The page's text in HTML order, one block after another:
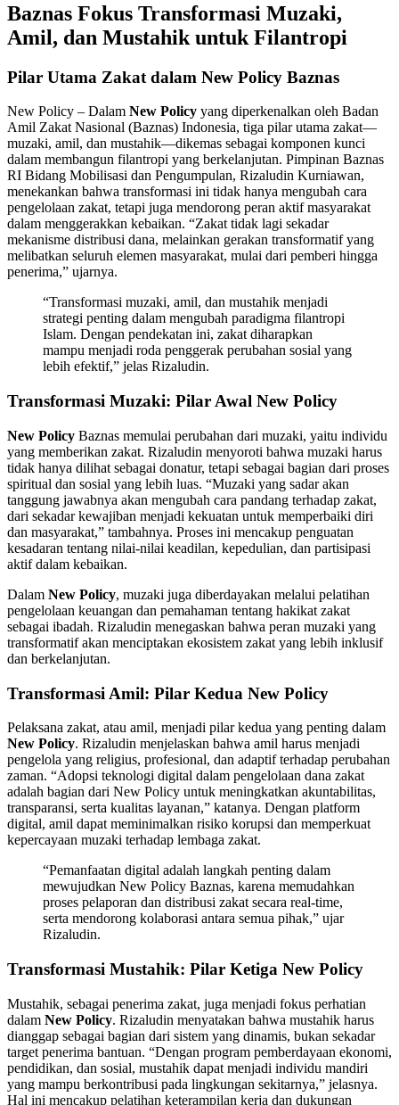
Baznas Fokus Transformasi Muzaki,
Amil, dan Mustahik untuk Filantropi
Pilar Utama Zakat dalam New Policy Baznas
New Policy – Dalam New Policy yang diperkenalkan oleh Badan
Amil Zakat Nasional (Baznas) Indonesia, tiga pilar utama zakat—
muzaki, amil, dan mustahik—dikemas sebagai komponen kunci
dalam membangun filantropi yang berkelanjutan. Pimpinan Baznas
RI Bidang Mobilisasi dan Pengumpulan, Rizaludin Kurniawan,
menekankan bahwa transformasi ini tidak hanya mengubah cara
pengelolaan zakat, tetapi juga mendorong peran aktif masyarakat
dalam menggerakkan kebaikan. “Zakat tidak lagi sekadar
mekanisme distribusi dana, melainkan gerakan transformatif yang
melibatkan seluruh elemen masyarakat, mulai dari pemberi hingga
penerima,” ujarnya.
“Transformasi muzaki, amil, dan mustahik menjadi
strategi penting dalam mengubah paradigma filantropi
Islam. Dengan pendekatan ini, zakat diharapkan
mampu menjadi roda penggerak perubahan sosial yang
lebih efektif,” jelas Rizaludin.
Transformasi Muzaki: Pilar Awal New Policy
New Policy Baznas memulai perubahan dari muzaki, yaitu individu
yang memberikan zakat. Rizaludin menyoroti bahwa muzaki harus
tidak hanya dilihat sebagai donatur, tetapi sebagai bagian dari proses
spiritual dan sosial yang lebih luas. “Muzaki yang sadar akan
tanggung jawabnya akan mengubah cara pandang terhadap zakat,
dari sekadar kewajiban menjadi kekuatan untuk memperbaiki diri
dan masyarakat,” tambahnya. Proses ini mencakup penguatan
kesadaran tentang nilai-nilai keadilan, kepedulian, dan partisipasi
aktif dalam kebaikan.
Dalam New Policy, muzaki juga diberdayakan melalui pelatihan
pengelolaan keuangan dan pemahaman tentang hakikat zakat
sebagai ibadah. Rizaludin menegaskan bahwa peran muzaki yang
transformatif akan menciptakan ekosistem zakat yang lebih inklusif
dan berkelanjutan.
Transformasi Amil: Pilar Kedua New Policy
Pelaksana zakat, atau amil, menjadi pilar kedua yang penting dalam
New Policy. Rizaludin menjelaskan bahwa amil harus menjadi
pengelola yang religius, profesional, dan adaptif terhadap perubahan
zaman. “Adopsi teknologi digital dalam pengelolaan dana zakat
adalah bagian dari New Policy untuk meningkatkan akuntabilitas,
transparansi, serta kualitas layanan,” katanya. Dengan platform
digital, amil dapat meminimalkan risiko korupsi dan memperkuat
kepercayaan muzaki terhadap lembaga zakat.
“Pemanfaatan digital adalah langkah penting dalam
mewujudkan New Policy Baznas, karena memudahkan
proses pelaporan dan distribusi zakat secara real-time,
serta mendorong kolaborasi antara semua pihak,” ujar
Rizaludin.
Transformasi Mustahik: Pilar Ketiga New Policy
Mustahik, sebagai penerima zakat, juga menjadi fokus perhatian
dalam New Policy. Rizaludin menyatakan bahwa mustahik harus
dianggap sebagai bagian dari sistem yang dinamis, bukan sekadar
target penerima bantuan. “Dengan program pemberdayaan ekonomi,
pendidikan, dan sosial, mustahik dapat menjadi individu mandiri
yang mampu berkontribusi pada lingkungan sekitarnya,” jelasnya.
Hal ini mencakup pelatihan keterampilan kerja dan dukungan